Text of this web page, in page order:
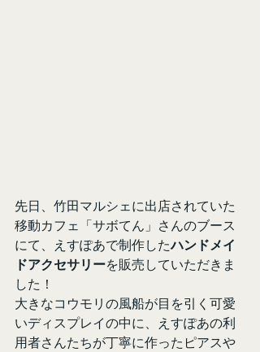
先日、竹田マルシェに出店されていた
移動カフェ「サボてん」さんのブース
にて、えすぽあで制作したハンドメイ
ドアクセサリーを販売していただきま
した！
大きなコウモリの風船が目を引く可愛
いディスプレイの中に、えすぽあの利
用者さんたちが丁寧に作ったピアスや